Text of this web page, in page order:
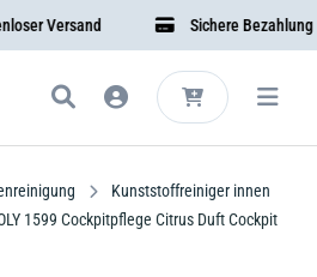
Versand Sichere Bezahlung
Kunststoffreiniger innen
1599 Cockpitpflege Citrus Duft Cockpit